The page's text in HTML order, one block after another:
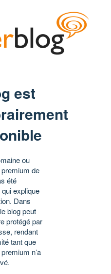
est
ou
premium de
été
explique
Dans
blog peut
protégé par
rendant
tant que
n’a